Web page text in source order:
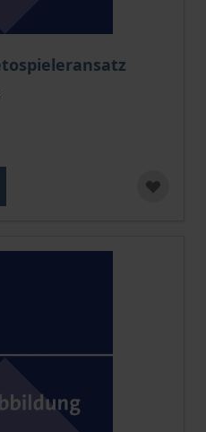
sich nach der